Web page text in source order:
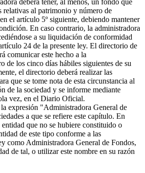
deberá tener, al menos, un fondo que
relativas al patrimonio y número de
el artículo 5º siguiente, debiendo mantener
En caso contrario, la administradora
a su liquidación de conformidad
24 de la presente ley. El directorio de
comunicar este hecho a la
de los cinco días hábiles siguientes de su
el directorio deberá realizar las
que se tome nota de esta circunstancia al
de la sociedad y se informe mediante
vez, en el Diario Oficial.
expresión "Administradora General de
a que se refiere este capítulo. En
que no se hubiere constituido o
de este tipo conforme a las
como Administradora General de Fondos,
de tal, o utilizar este nombre en su razón